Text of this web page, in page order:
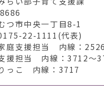
つ市中央一丁目8-1
22-1111(代表)
庭支援担当 内線：
援担当 内線：3712～
っこ 内線：3717